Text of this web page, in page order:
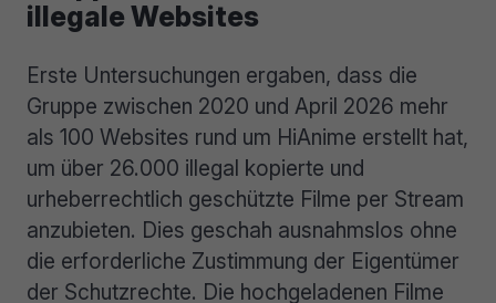
illegale Websites
Erste Untersuchungen ergaben, dass die
Gruppe zwischen 2020 und April 2026 mehr
als 100 Websites rund um HiAnime erstellt hat,
um über 26.000 illegal kopierte und
urheberrechtlich geschützte Filme per Stream
anzubieten. Dies geschah ausnahmslos ohne
die erforderliche Zustimmung der Eigentümer
der Schutzrechte. Die hochgeladenen Filme